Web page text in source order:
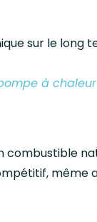
sur le long
à
combustible
même